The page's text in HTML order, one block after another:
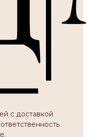
с доставкой